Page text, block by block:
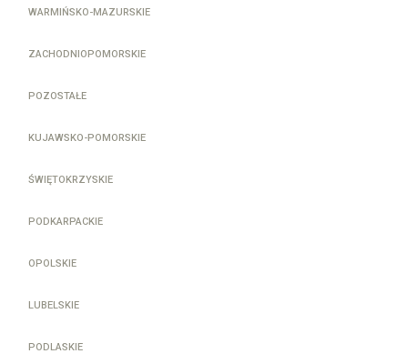
WARMIŃSKO-MAZURSKIE
ZACHODNIOPOMORSKIE
POZOSTAŁE
KUJAWSKO-POMORSKIE
ŚWIĘTOKRZYSKIE
PODKARPACKIE
OPOLSKIE
LUBELSKIE
PODLASKIE